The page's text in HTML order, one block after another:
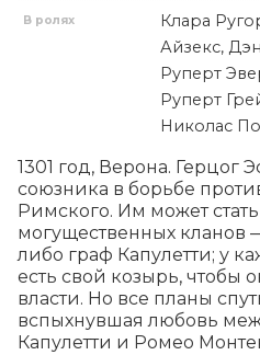
В ролях
Клара
Айзекс,
Руперт
Руперт
Николас
1301 год, Верона. Герцог
союзника в борьбе
Римского. Им может стать
могущественных кланов
либо граф Капулетти; у
есть свой козырь, чтобы
власти. Но все планы
вспыхнувшая любовь
Капулетти и Ромео